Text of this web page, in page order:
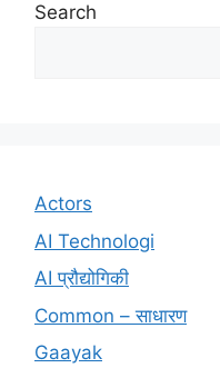
Search
Actors
AI Technologi
AI प्रौद्योगिकी
Common – साधारण
Gaayak